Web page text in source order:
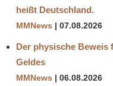
heißt Deutschland.
MMNews 07.08.2026
Der physische Beweis
Geldes
MMNews 06.08.2026